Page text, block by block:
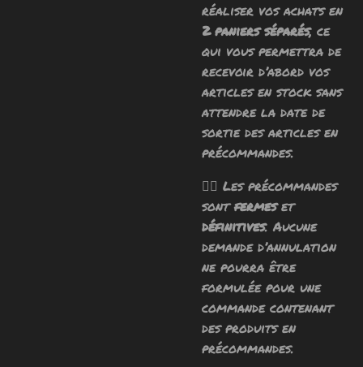
réaliser vos achats en
2 paniers séparés, ce
qui vous permettra de
recevoir d’abord vos
articles en stock sans
attendre la date de
sortie des articles en
précommandes.
🧙‍♂️ Les précommandes
sontfermeset
définitives. Aucune
demande d’annulation
ne pourra être
formulée pour une
commande contenant
des produits en
précommandes.